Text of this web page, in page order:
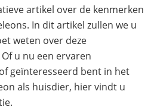
artikel over de kenmerken
In dit artikel zullen we u
weten over deze
u nu een ervaren
geïnteresseerd bent in het
als huisdier, hier vindt u